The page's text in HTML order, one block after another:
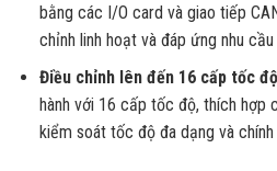
bằng các I/O card và giao tiếp
chỉnh linh hoạt và đáp ứng nhu
Điều chỉnh lên đến 16 cấp tốc độ
hành với 16 cấp tốc độ, thích hợp
kiểm soát tốc độ đa dạng và chính